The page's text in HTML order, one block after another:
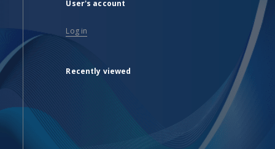
User's account
Log in
Recently viewed